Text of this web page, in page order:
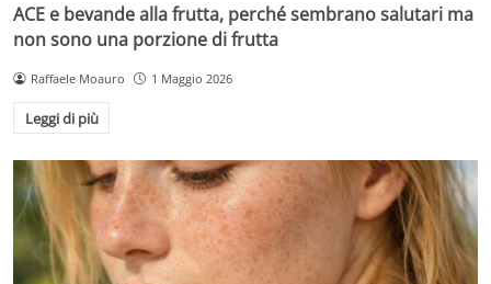
ACE e bevande alla frutta, perché sembrano salutari ma
non sono una porzione di frutta
Raffaele Moauro 1 Maggio 2026
Leggi di più